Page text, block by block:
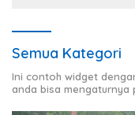
Semua Kategori
Ini contoh widget
anda bisa